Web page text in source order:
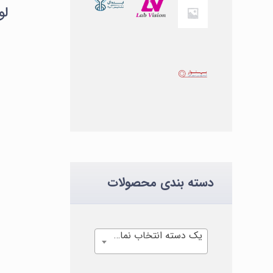
دسته بندی محصولات
یک دسته انتخاب نمایید